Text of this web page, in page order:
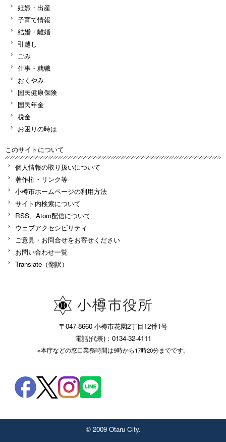
妊娠・出産
子育て情報
結婚・離婚
引越し
ごみ
仕事・就職
おくやみ
国民健康保険
国民年金
税金
お困りの時は
このサイトについて
個人情報の取り扱いについて
著作権・リンク等
小樽市ホームページの利用方法
サイト内検索について
RSS、Atom配信について
ウェブアクセシビリティ
ご意見・お問合せをお寄せください
お問い合わせ一覧
Translate（翻訳）
〒047-8660 小樽市花園2丁目12番1号
電話(代表)：0134-32-4111
※本庁などの窓口業務時間は9時から17時20分までです。
© 2009 Otaru City.